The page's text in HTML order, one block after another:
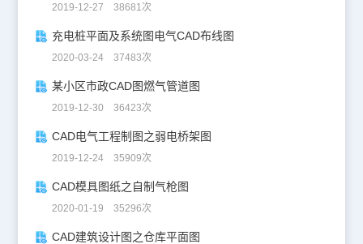
2019-12-27 38681次
充电桩平面及系统图电气CAD布线图
2020-03-24 37483次
某小区市政CAD图燃气管道图
2019-12-30 36423次
CAD电气工程制图之弱电桥架图
2019-12-24 35909次
CAD模具图纸之自制气枪图
2020-01-19 35296次
CAD建筑设计图之仓库平面图